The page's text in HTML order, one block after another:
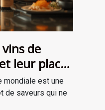
de
leur place
mondiale est une
de saveurs qui ne